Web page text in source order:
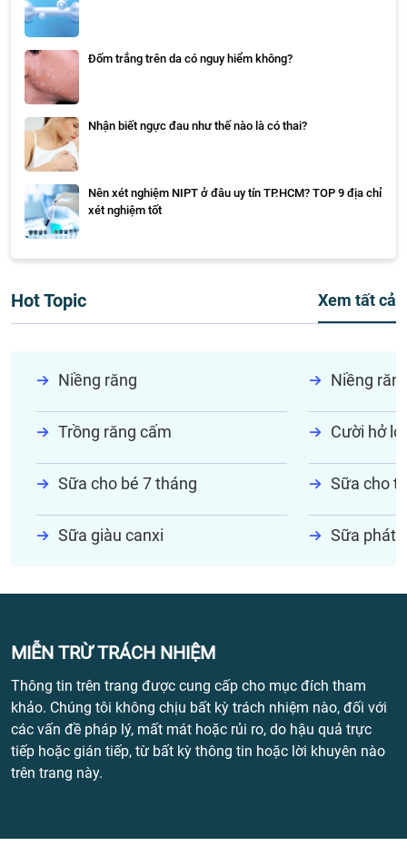
Đốm trắng trên da có nguy hiểm không?
Nhận biết ngực đau như thế nào là có thai?
Nên xét nghiệm NIPT ở đâu uy tín TP.HCM? TOP 9 địa chỉ
xét nghiệm tốt
Hot Topic Xem tất cả
Niềng răng Niềng
Trồng răng cấm Cười hở lợi
Sữa cho bé 7 tháng Sữa cho
Sữa giàu canxi Sữa phát
MIỄN TRỪ TRÁCH NHIỆM
Thông tin trên trang được cung cấp cho mục đích tham
khảo. Chúng tôi không chịu bất kỳ trách nhiệm nào, đối với
các vấn đề pháp lý, mất mát hoặc rủi ro, do hậu quả trực
tiếp hoặc gián tiếp, từ bất kỳ thông tin hoặc lời khuyên nào
trên trang này.